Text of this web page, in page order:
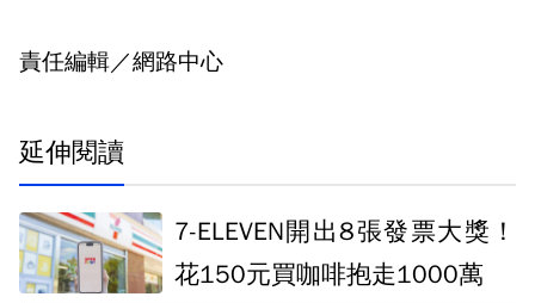
責任編輯／網路中心
延伸閱讀
7-ELEVEN開出8張發票大獎！
花150元買咖啡抱走1000萬